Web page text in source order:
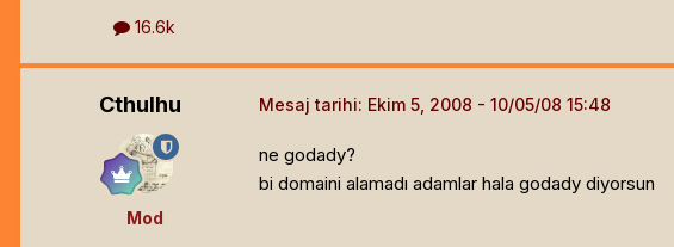
16.6k
Cthulhu
Mod
Mesaj tarihi: Ekim 5, 2008
ne godady?
bi domaini alamadı adamlar hala godady diyorsun